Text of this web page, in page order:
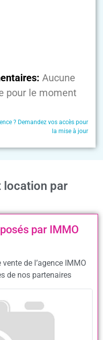
Aucune
pour le moment
? Demandez vos accès pour
la mise à jour
location par
par IMMO
de l’agence IMMO
de nos partenaires